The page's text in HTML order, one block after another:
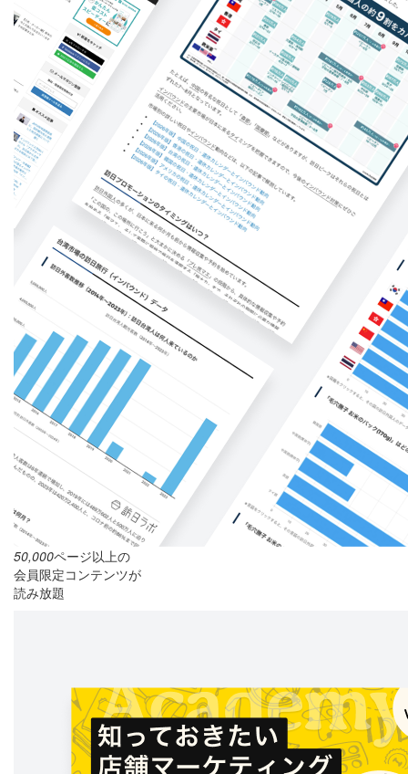
50,000ページ以上の
会員限定コンテンツが
読み放題